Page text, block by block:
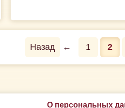
Назад ← 1 2
О персональных